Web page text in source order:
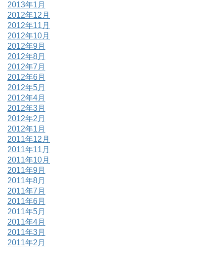
2013年1月
2012年12月
2012年11月
2012年10月
2012年9月
2012年8月
2012年7月
2012年6月
2012年5月
2012年4月
2012年3月
2012年2月
2012年1月
2011年12月
2011年11月
2011年10月
2011年9月
2011年8月
2011年7月
2011年6月
2011年5月
2011年4月
2011年3月
2011年2月